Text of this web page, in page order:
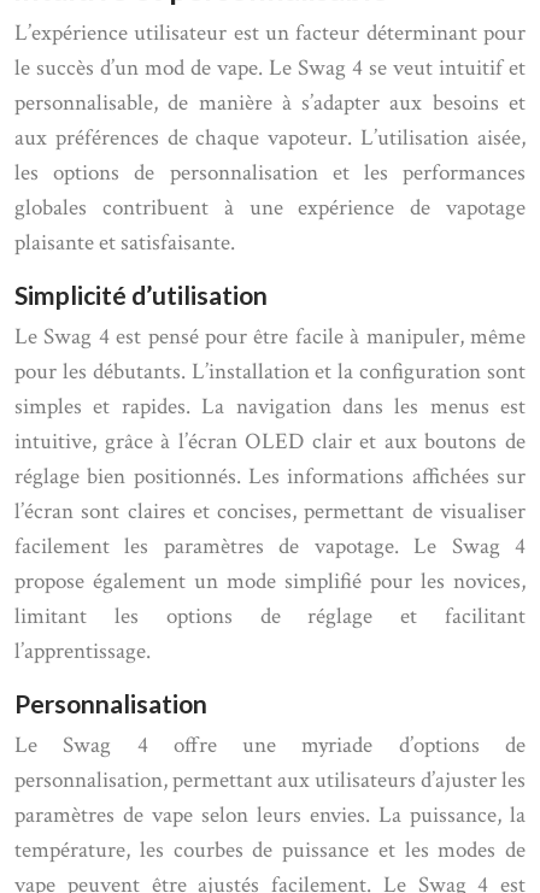
L’expérience utilisateur est un facteur déterminant pour
le succès d’un mod de vape. Le Swag 4 se veut intuitif et
personnalisable, de manière à s’adapter aux besoins et
aux préférences de chaque vapoteur. L’utilisation aisée,
les options de personnalisation et les performances
globales contribuent à une expérience de vapotage
plaisante et satisfaisante.
Simplicité d’utilisation
Le Swag 4 est pensé pour être facile à manipuler, même
pour les débutants. L’installation et la configuration sont
simples et rapides. La navigation dans les menus est
intuitive, grâce à l’écran OLED clair et aux boutons de
réglage bien positionnés. Les informations affichées sur
l’écran sont claires et concises, permettant de visualiser
facilement les paramètres de vapotage. Le Swag 4
propose également un mode simplifié pour les novices,
limitant les options de réglage et facilitant
l’apprentissage.
Personnalisation
Le Swag 4 offre une myriade d’options de
personnalisation, permettant aux utilisateurs d’ajuster les
paramètres de vape selon leurs envies. La puissance, la
température, les courbes de puissance et les modes de
vape peuvent être ajustés facilement. Le Swag 4 est